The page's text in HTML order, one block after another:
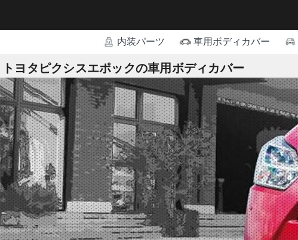
内装パーツ 車用ボディカバー
トヨタピクシスエポックの車用ボディカバー